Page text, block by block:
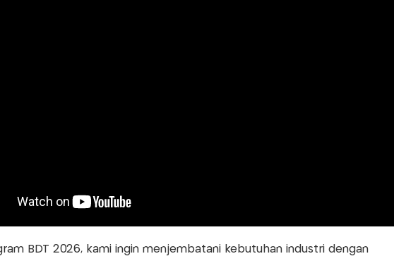
BDT 2026, kami ingin menjembatani kebutuhan industri dengan